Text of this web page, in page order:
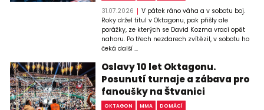
31.07.2026
V pátek ráno váha a v sobotu boj.
Roky držel titul v Oktagonu, pak přišly ale
porážky, ze kterých se David Kozma vrací opět
nahoru. Po třech nezdarech zvítězil, v sobotu ho
čeká další ...
Oslavy 10 let Oktagonu.
Posunutí turnaje a zábava pro
fanoušky na Štvanici
OKTAGON MMA DOMÁCÍ